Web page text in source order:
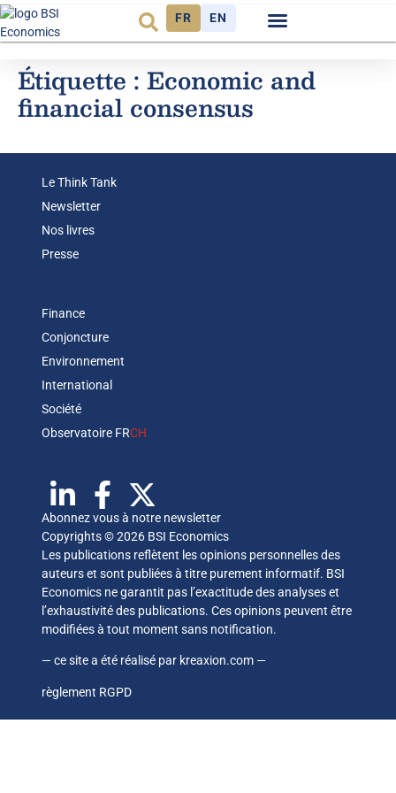
FR EN
Étiquette : Economic and
financial consensus
Le Think Tank
Newsletter
Nos livres
Presse
Finance
Conjoncture
Environnement
International
Société
Observatoire FRCH
Abonnez vous à notre newsletter
Copyrights © 2026 BSI Economics
Les publications reflètent les opinions personnelles des
auteurs et sont publiées à titre purement informatif. BSI
Economics ne garantit pas l’exactitude des analyses et
l’exhaustivité des publications. Ces opinions peuvent être
modifiées à tout moment sans notification.
— ce site a été réalisé par kreaxion.com —
règlement RGPD